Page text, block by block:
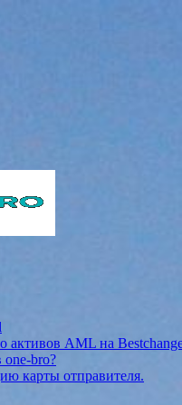
активов AML на
bro?
карты отправителя.